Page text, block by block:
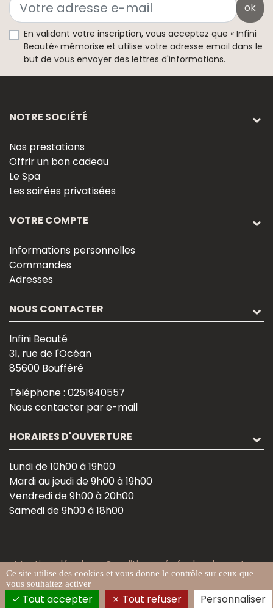
ok
En validant votre inscription, vous acceptez que « Infini
Beauté» mémorise et utilise votre adresse email dans le
but de vous envoyer des lettres d'informations.
NOTRE SOCIÉTÉ
Nos prestations
Offrir un bon cadeau
Le Spa
Les soirées privatisées
VOTRE COMPTE
Informations personnelles
Commandes
Adresses
NOUS CONTACTER
Infini Beauté
31, rue de l'Océan
85600 Boufféré
Téléphone : 0251940557
Nous contacter par e-mail
HORAIRES D'OUVERTURE
Lundi de 10h00 à 19h00
Mardi au jeudi de 9h00 à 19h00
Vendredi de 9h00 à 20h00
Samedi de 9h00 à 18h00
Mentions légales-Conditions générales de vente-
Gestion des cookies
Ce site utilise des cookies et vous donne le contrôle sur ceux que
vous souhaitez activer
Tout accepter Tout refuser Personnaliser